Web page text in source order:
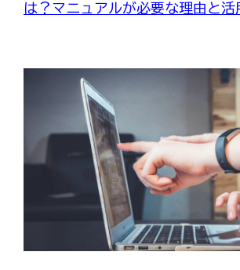
は？マニュアルが必要な理由と活